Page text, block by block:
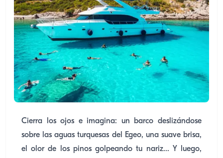
Cierra los ojos e imagina: un barco deslizándose
sobre las aguas turquesas del Egeo, una suave brisa,
el olor de los pinos golpeando tu nariz... Y luego,